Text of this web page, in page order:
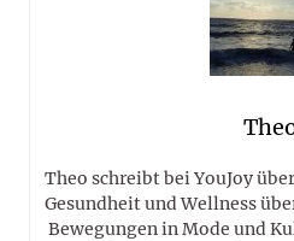
Theo schreibt bei YouJoy
Gesundheit und Wellness
Bewegungen in Mode und